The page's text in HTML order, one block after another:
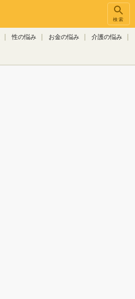
検索
性の悩み お金の悩み 介護の悩み